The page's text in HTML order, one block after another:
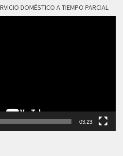
DOMÉSTICO A TIEMPO PARCIAL
03:23